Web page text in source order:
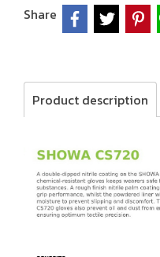
Share
Product description